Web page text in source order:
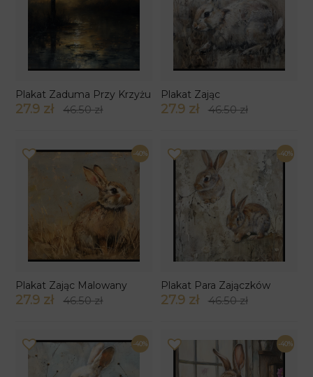
Plakat Zaduma Przy Krzyżu
27.9 zł 46.50 zł
Plakat Zając
27.9 zł 46.50 zł
-40%
Plakat Zając Malowany
27.9 zł 46.50 zł
-40%
Plakat Para Zajączków
27.9 zł 46.50 zł
-40% -40%